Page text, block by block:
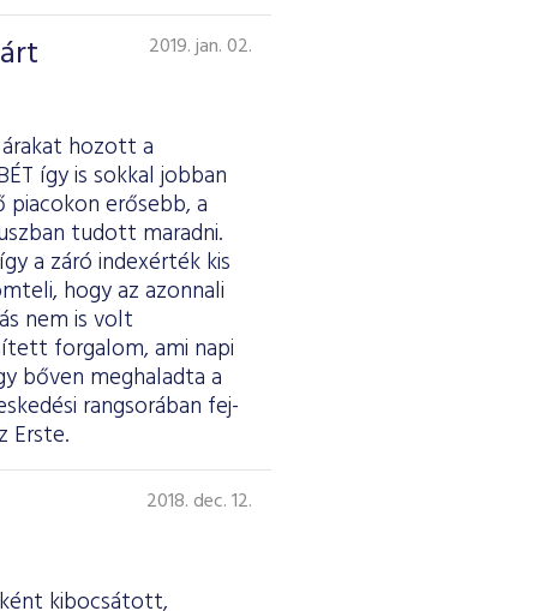
2019. jan. 02.
hozott a
így is sokkal jobban
erősebb, a
tudott maradni.
a záró indexérték kis
hogy az azonnali
nem is volt
forgalom, ami napi
bőven meghaladta a
rangsorában fej-
Erste.
2018. dec. 12.
kibocsátott,